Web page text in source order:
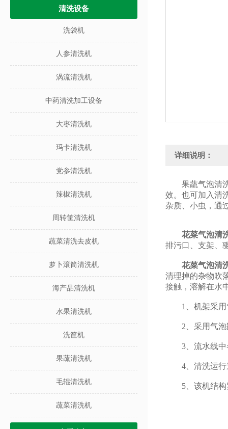
清洗设备
洗袋机
人参清洗机
涡流清洗机
中药清洗加工设备
大枣清洗机
玛卡清洗机
党参清洗机
辣椒清洗机
周转筐清洗机
蔬菜清洗去皮机
萝卜滚筒清洗机
海产品清洗机
水果清洗机
洗筐机
果蔬清洗机
毛辊清洗机
蔬菜清洗机
详细说明：
果蔬气泡清洗
效。也可加入清
杂质、小虫，通
花菜气泡清
排污口、支架、
花菜气泡清
清理掉的杂物吹
接触，溶解在水
1、机架采用*
2、采用气泡
3、流水线中各
4、清洗运行
5、该机结构